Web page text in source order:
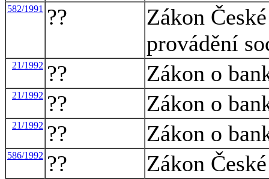
582/1991 ??
Zákon
provádění
21/1992 ?? Zákon o
21/1992 ?? Zákon o
21/1992 ?? Zákon o
586/1992 ?? Zákon